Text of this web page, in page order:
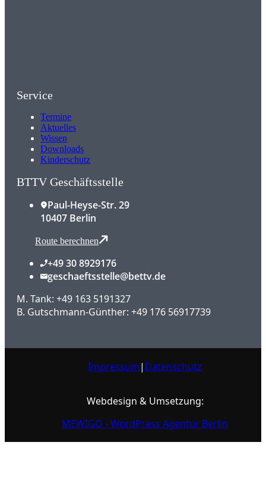
Service
Termine
Aktuelles
Wissen
Downloads
Kinderschutz
BTTV Geschäftsstelle
Paul-Heyse-Str. 29
10407 Berlin
Route berechnen
+49 30 8929176
geschaeftsstelle@bettv.de
M. Tank: +49 163 5191327
B. Gutschmann-Günther: +49 176 56917739
Impressum| Datenschutz
Webdesign & Umsetzung:
MEWIGO - WordPress Agentur Berlin